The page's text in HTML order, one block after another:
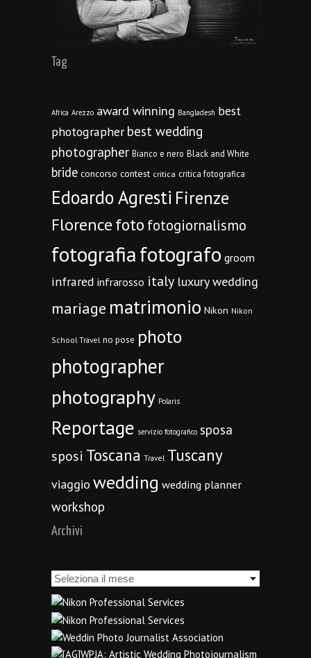
Tag
Africa Arezzo award winning Bangladesh best
photographer best wedding
photographer Bianco e nero Black and White
bride concorso contest critica critica fotografica
Edoardo Agresti Firenze
Florencefoto fotogiornalismo
fotografiafotografo groom
infrared infrarosso italy luxury wedding
mariage matrimonio Nikon Nikon
School Travel no pose photo
photographer
photography Polaris
Reportage servizio fotografico sposa
sposi Toscana Travel Tuscany
viaggio wedding wedding planner
workshop
Archivi
Archivi